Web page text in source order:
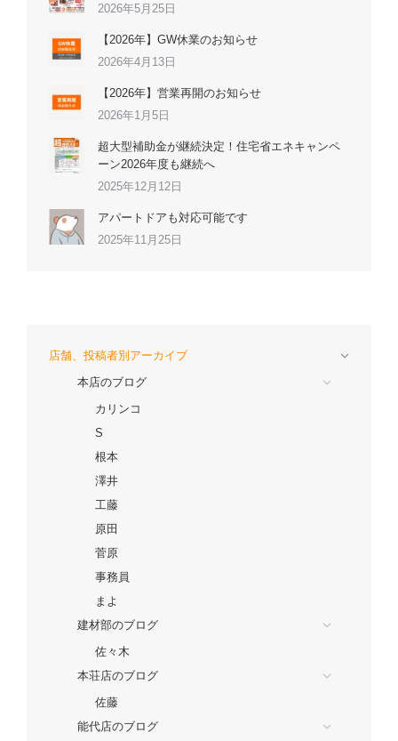
2026年5月25日
【2026年】GW休業のお知らせ
2026年4月13日
【2026年】営業再開のお知らせ
2026年1月5日
超大型補助金が継続決定！住宅省エネキャンペ
ーン2026年度も継続へ
2025年12月12日
アパートドアも対応可能です
2025年11月25日
店舗、投稿者別アーカイブ
本店のブログ
カリンコ
S
根本
澤井
工藤
原田
菅原
事務員
まよ
建材部のブログ
佐々木
本荘店のブログ
佐藤
能代店のブログ